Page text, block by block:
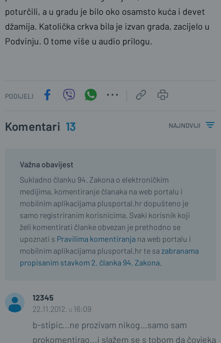
poturčili, a u gradu je bilo oko osamsto kuća i devet
džamija. Katolička crkva bila je izvan grada, zacijelo u
Podvinju. O tome više u audio prilogu.
PODIJELI
Komentari 13 najnoviji
Važna obavijest
Sukladno članku 94. Zakona o elektroničkim
medijima, komentiranje članaka na web portalu i
mobilnim aplikacijama plusportal.hr dopušteno je
samo registriranim korisnicima. Svaki korisnik koji
želi komentirati članke obvezan je prethodno se
upoznati s Pravilima komentiranja na web portalu i
mobilnim aplikacijama plusportal.hr te sa zabranama
propisanim stavkom 2. članka 94. Zakona.
12345
22.11.2012. u 16:09
b-stipic...ne prozivam nikog...samo sam
prokomentirao...i slažem se s tobom da čovjeka